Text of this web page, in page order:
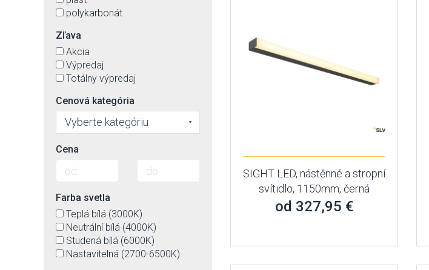
SIGHT LED, nástěnné a stropní
svítidlo, 1150mm, černá
od 327,95 €
polykarbonát
Zľava
Akcia
Výpredaj
Totálny výpredaj
Cenová kategória
Vyberte kategóriu
Cena
Farba svetla
Teplá bílá (3000K)
Neutrální bílá (4000K)
Studená bílá (6000K)
Nastavitelná (2700-6500K)